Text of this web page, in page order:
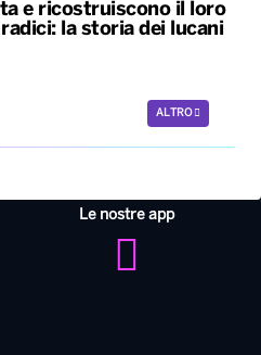
e ricostruiscono il loro
la storia dei lucani
ALTRO
Le nostre app